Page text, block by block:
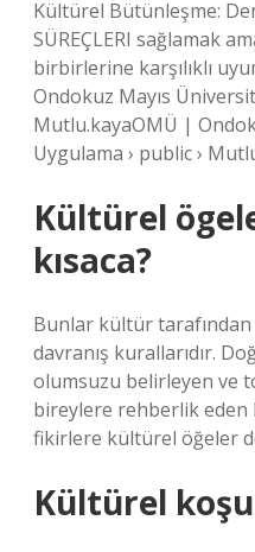
Kültürel Bütünleşme:
SÜREÇLERI sağlamak
birbirlerine karşılıklı
Ondokuz Mayıs
Mutlu.kayaOMÜ |
Uygulama › public ›
Kültürel
kısaca?
Bunlar kültür
davranış kurallarıdır.
olumsuzu belirleyen ve
bireylere rehberlik
fikirlere kültürel öğeler
Kültürel